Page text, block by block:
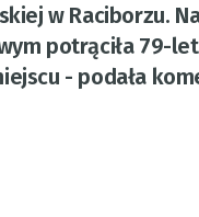
w Raciborzu.
potrąciła 79-
- podała